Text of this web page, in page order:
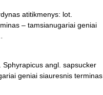
atitikmenys: lot.
– tamsianugariai geniai
angl. sapsucker
geniai siauresnis terminas